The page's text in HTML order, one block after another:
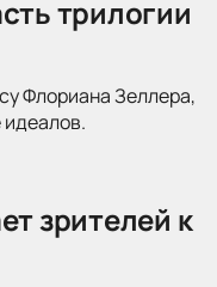
трилогии
Флориана Зеллера,
зрителей к